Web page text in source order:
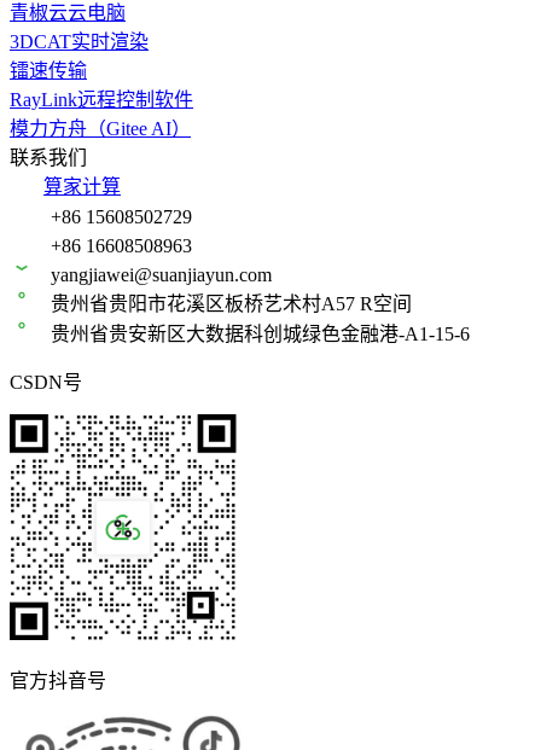
青椒云云电脑
3DCAT实时渲染
镭速传输
RayLink远程控制软件
模力方舟（Gitee AI）
联系我们
算家计算
+86 15608502729
+86 16608508963
yangjiawei@suanjiayun.com
贵州省贵阳市花溪区板桥艺术村A57 R空间
贵州省贵安新区大数据科创城绿色金融港-A1-15-6
CSDN号
官方抖音号